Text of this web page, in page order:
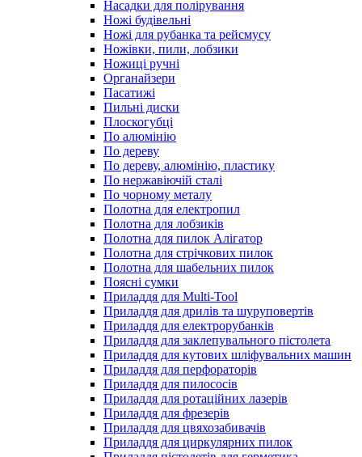
Насадки для полірування
Ножі будівельні
Ножі для рубанка та рейсмусу
Ножівки, пили, лобзики
Ножиці ручні
Органайзери
Пасатижі
Пильні диски
Плоскогубці
По алюмінію
По дереву
По дереву, алюмінію, пластику
По нержавіючій сталі
По чорному металу
Полотна для електропил
Полотна для лобзиків
Полотна для пилок Алігатор
Полотна для стрічкових пилок
Полотна для шабельних пилок
Поясні сумки
Приладдя для Multi-Tool
Приладдя для дрилів та шуруповертів
Приладдя для електрорубанків
Приладдя для заклепувального пістолета
Приладдя для кутових шліфувальних машин
Приладдя для перфораторів
Приладдя для пилососів
Приладдя для ротаційних лазерів
Приладдя для фрезерів
Приладдя для цвяхозабивачів
Приладдя для циркулярних пилок